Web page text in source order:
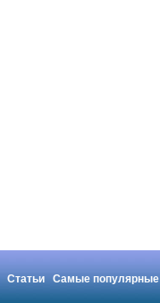
Статьи
Самые популярные